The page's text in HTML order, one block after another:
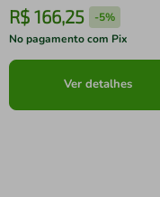
R$ 166,25 -5%
No pagamento com Pix
Ver detalhes